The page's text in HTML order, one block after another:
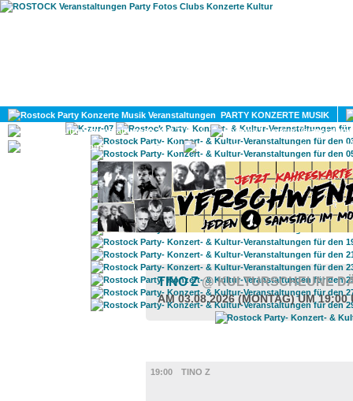
PARTY KONZERTE MUSIK
KULTUR
GAY
TINO Z@ KULTURSCHEUNE
AM 03.08.2026 (MONTAG) UM 19:00
19:00
TINO Z